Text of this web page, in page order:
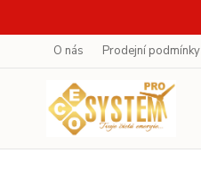
O nás Prodejní podmínky